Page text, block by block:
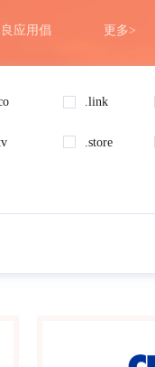
应用倡
更多>
.link
.store